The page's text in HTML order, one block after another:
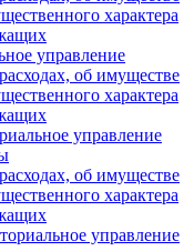
характера
управление
об имуществе
характера
управление
об имуществе
характера
управление